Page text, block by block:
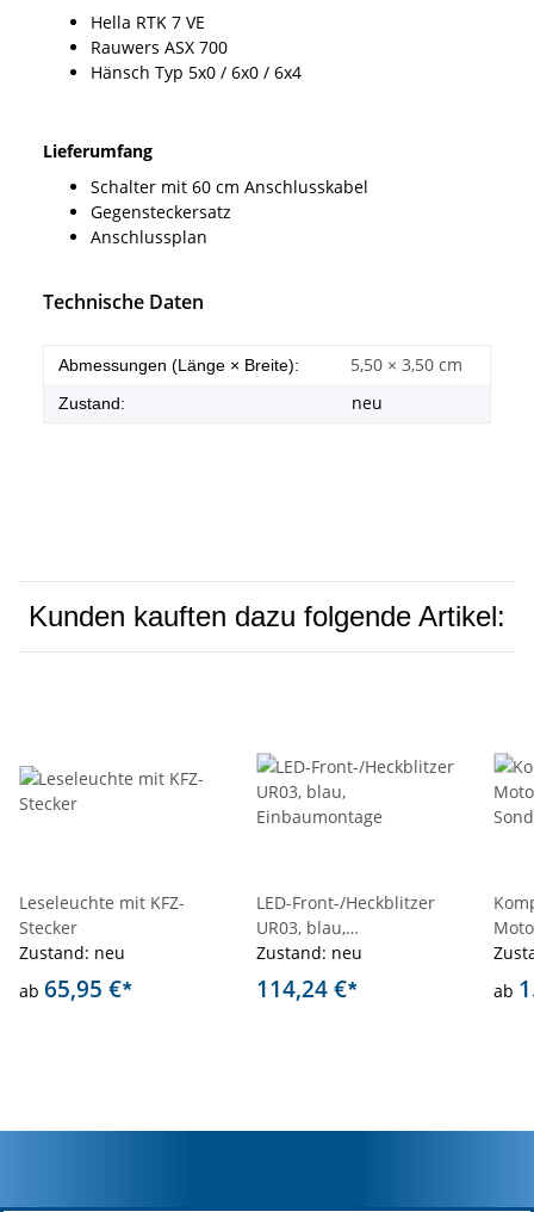
Hella RTK 7 VE
Rauwers ASX 700
Hänsch Typ 5x0 / 6x0 / 6x4
Lieferumfang
Schalter mit 60 cm Anschlusskabel
Gegensteckersatz
Anschlussplan
Technische Daten
Abmessungen (Länge × Breite): 5,50 × 3,50 cm
Zustand: neu
Kunden kauften dazu folgende Artikel:
Leseleuchte mit KFZ-
Stecker
Zustand: neu
ab 65,95 €*
LED-Front-/Heckblitzer
UR03, blau,
Einbaumontage
Zustand: neu
114,24 €*
ab